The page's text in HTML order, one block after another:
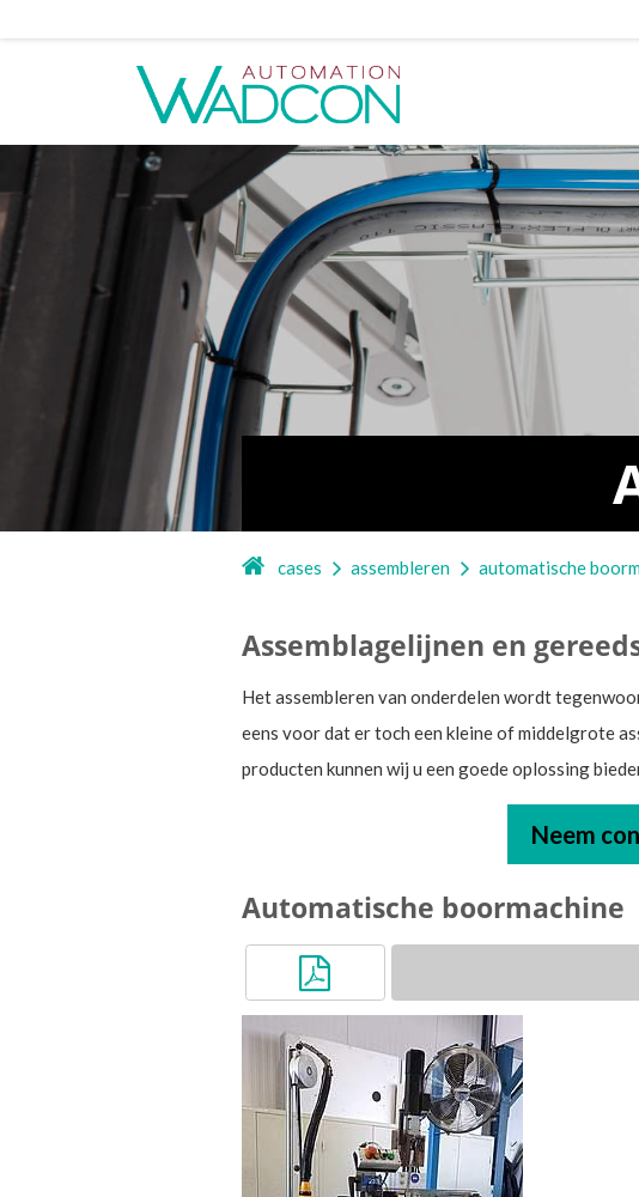
cases assembleren automatische
Assemblagelijnen en
Het assembleren van onderdelen wordt
eens voor dat er toch een kleine of middelgrote
producten kunnen wij u een goede oplossing
Neem
Automatische boormachine